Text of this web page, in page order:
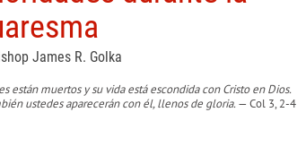
James R. Golka
están muertos y su vida está escondida con Cristo en Dios.
ustedes aparecerán con él, llenos de gloria.— Col 3, 2-4